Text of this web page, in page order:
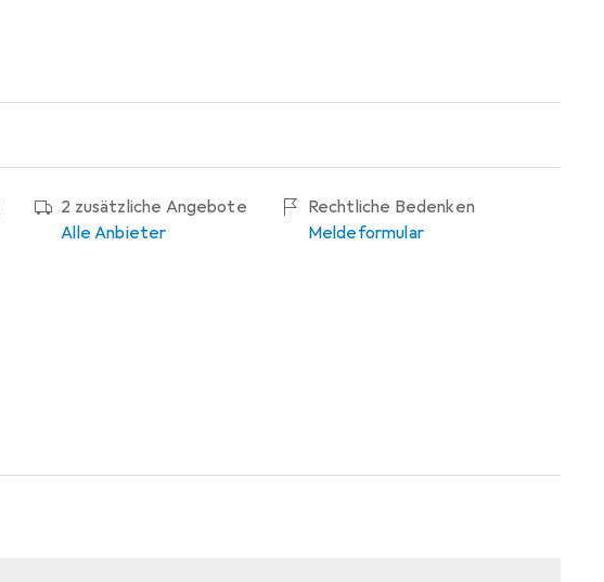
2 zusätzliche Angebote
Alle Anbieter
Rechtliche Bedenken
Meldeformular